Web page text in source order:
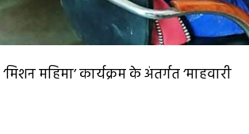
महिमा’ कार्यक्रम के अंतर्गत ‘माहवारी